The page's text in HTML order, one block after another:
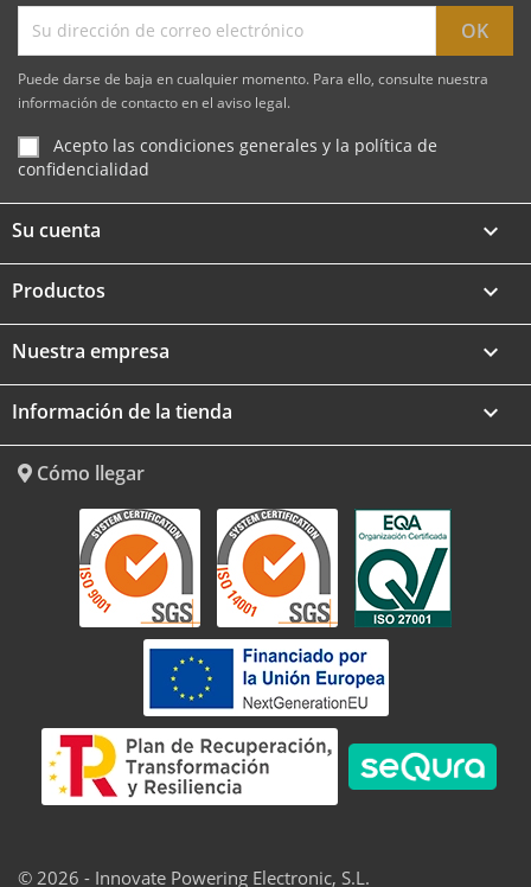
Puede darse de baja en cualquier momento. Para ello, consulte nuestra
información de contacto en el aviso legal.
Acepto las condiciones generales y la política de
confidencialidad
Su cuenta 
Productos 
Nuestra empresa 
Información de la tienda keyboard_arrow_down
Cómo llegar
© 2026 - Innovate Powering Electronic, S.L.